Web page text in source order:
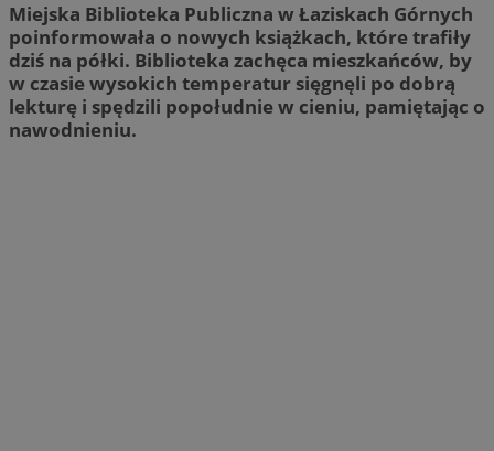
Miejska Biblioteka Publiczna w Łaziskach Górnych
poinformowała o nowych książkach, które trafiły
dziś na półki. Biblioteka zachęca mieszkańców, by
w czasie wysokich temperatur sięgnęli po dobrą
lekturę i spędzili popołudnie w cieniu, pamiętając o
nawodnieniu.